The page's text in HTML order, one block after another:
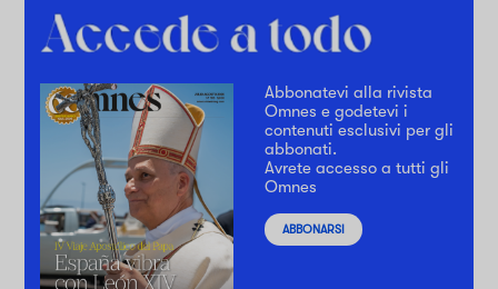
Abbonatevi alla rivista
Omnes e godetevi i
contenuti esclusivi per gli
abbonati.
Avrete accesso a tutti gli
Omnes
ABBONARSI